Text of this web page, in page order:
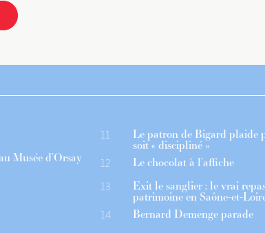
Musée d’Orsay
11 Le patron de Bigard plaide
soit « discipliné »
12 Le chocolat à l’affiche
13 Exit le sanglier : le vrai
patrimoine en Saône-et-
14 Bernard Demenge parade